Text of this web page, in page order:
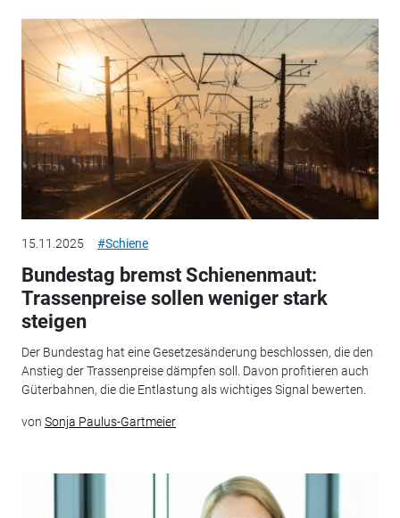
15.11.2025 #Schiene
Bundestag bremst Schienenmaut:
Trassenpreise sollen weniger stark
steigen
Der Bundestag hat eine Gesetzesänderung beschlossen, die den
Anstieg der Trassenpreise dämpfen soll. Davon profitieren auch
Güterbahnen, die die Entlastung als wichtiges Signal bewerten.
von Sonja Paulus-Gartmeier